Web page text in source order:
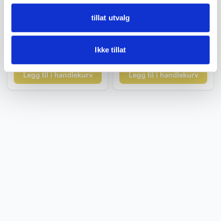
tillat utvalg
Ikke tillat
med beinskaft ca. 1950–70
Legg til i handlekurv
Slire kniver / Kniver
dekorert slire ca. 1960–80
kr 990
Legg til i handlekurv